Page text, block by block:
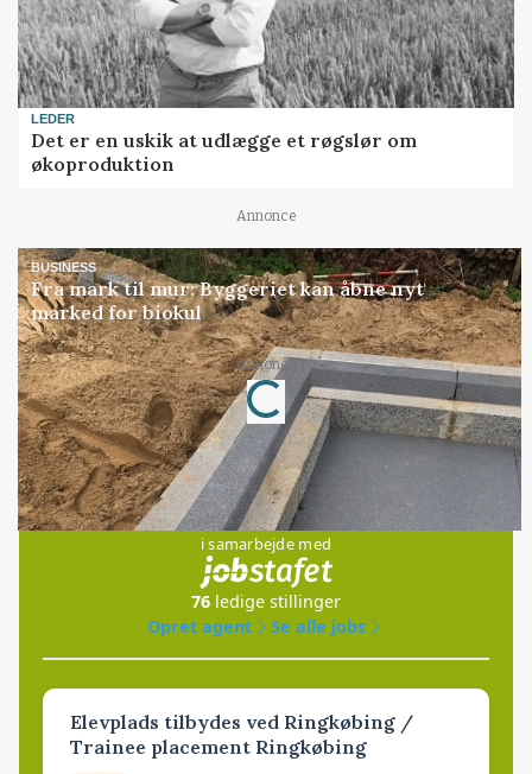
LEDER
Det er en uskik at udlægge et røgslør om
økoproduktion
Annonce
BUSINESS
Fra mark til mur: Byggeriet kan åbne nyt
marked for biokul
Annonce
Loading...
Jobs
i samarbejde med
76 ledige stillinger
Opret agent
Se alle jobs
Elevplads tilbydes ved Ringkøbing /
Trainee placement Ringkøbing